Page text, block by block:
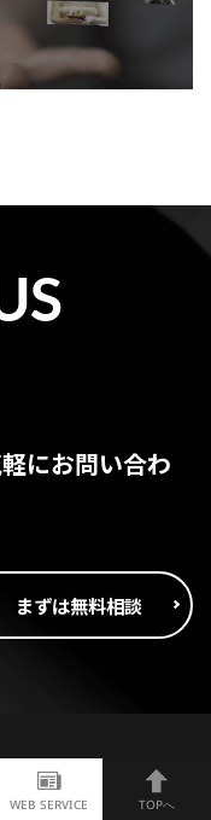
にお問い合わ
まずは無料相談
WEB SERVICE TOPへ